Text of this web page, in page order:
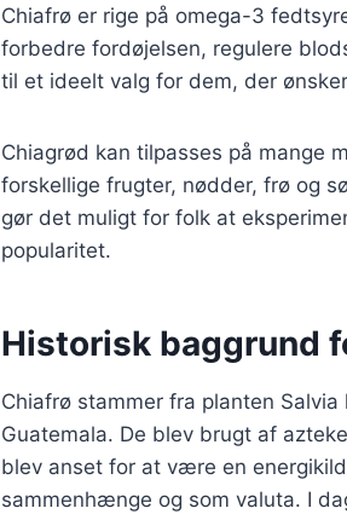
Chiafrø er rige på omega-3
forbedre fordøjelsen, regulere
til et ideelt valg for dem, der
Chiagrød kan tilpasses på mange
forskellige frugter, nødder, frø og
gør det muligt for folk at
popularitet.
Historisk baggrund
Chiafrø stammer fra planten
Guatemala. De blev brugt af
blev anset for at være en
sammenhænge og som valuta. I